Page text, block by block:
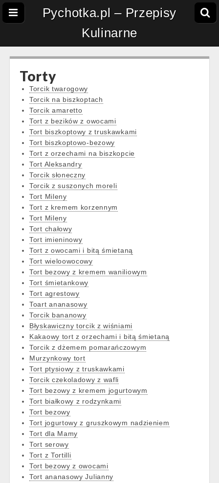
Pychotka.pl – Przepisy
Kulinarne
Torty
Torcik twarogowy
Torcik na biszkoptach
Torcik amaretto
Tort z bezików z owocami
Tort biszkoptowy z truskawkami
Tort biszkoptowo-bezowy
Tort z orzechami na biszkopcie
Tort Aleksandry
Torcik słoneczny
Torcik z suszonych moreli
Tort Mileny
Tort z kremem korzennym
Tort Mileny
Tort chałowy
Tort imieninowy
Tort z owocami i bitą śmietaną
Tort wieloowocowy
Tort bezowy z kremem waniliowym
Tort śmietankowy
Tort agrestowy
Toart ananasowy
Torcik bananowy
Błyskawiczny torcik z wiśniami
Kakaowy tort z orzechami i bitą śmietaną
Torcik z dżemem pomarańczowym
Murzynkowy tort
Tort ptysiowy z truskawkami
Torcik czekoladowy z wafli
Tort bezowy z kremem jogurtowym
Tort białkowy z rodzynkami
Tort bezowy
Tort jogurtowy z gruszkowym nadzieniem
Tort dla Mamy
Tort serowy
Tort z Tortilli
Tort bezowy z owocami
Tort ananasowy Julianny